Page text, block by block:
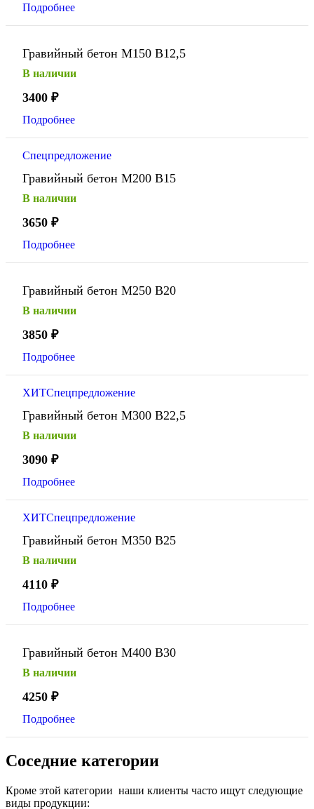
Подробнее
Гравийный бетон М150 В12,5
В наличии
3400 ₽
Подробнее
Спецпредложение
Гравийный бетон М200 В15
В наличии
3650 ₽
Подробнее
Гравийный бетон М250 В20
В наличии
3850 ₽
Подробнее
ХИТСпецпредложение
Гравийный бетон М300 В22,5
В наличии
3090 ₽
Подробнее
ХИТСпецпредложение
Гравийный бетон М350 В25
В наличии
4110 ₽
Подробнее
Гравийный бетон М400 В30
В наличии
4250 ₽
Подробнее
Соседние категории
Кроме этой категории наши клиенты часто ищут следующие
виды продукции: